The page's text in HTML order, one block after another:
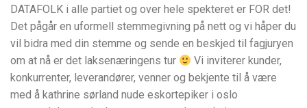
DATAFOLK i alle partiet og over hele spekteret er FOR det!
Det pågår en uformell stemmegivning på nett og vi håper du
vil bidra med din stemme og sende en beskjed til fagjuryen
om at nå er det laksenæringens tur
Vi inviterer kunder,
konkurrenter, leverandører, venner og bekjente til å være
med å kathrine sørland nude eskortepiker i oslo